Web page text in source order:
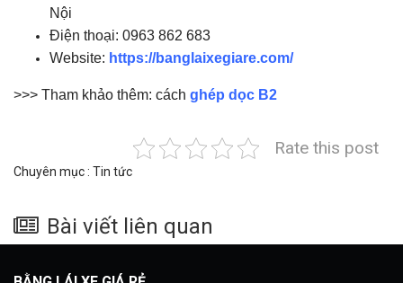
Nội
Điện thoại: 0963 862 683
Website: https://banglaixegiare.com/
>>> Tham khảo thêm: cách ghép dọc B2
Rate this post
Chuyên mục : Tin tức
Bài viết liên quan